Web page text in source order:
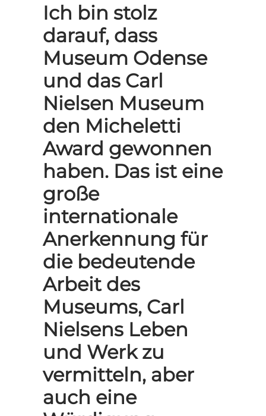
Ich bin stolz
darauf, dass
Museum Odense
und das Carl
Nielsen Museum
den Micheletti
Award gewonnen
haben. Das ist eine
große
internationale
Anerkennung für
die bedeutende
Arbeit des
Museums, Carl
Nielsens Leben
und Werk zu
vermitteln, aber
auch eine